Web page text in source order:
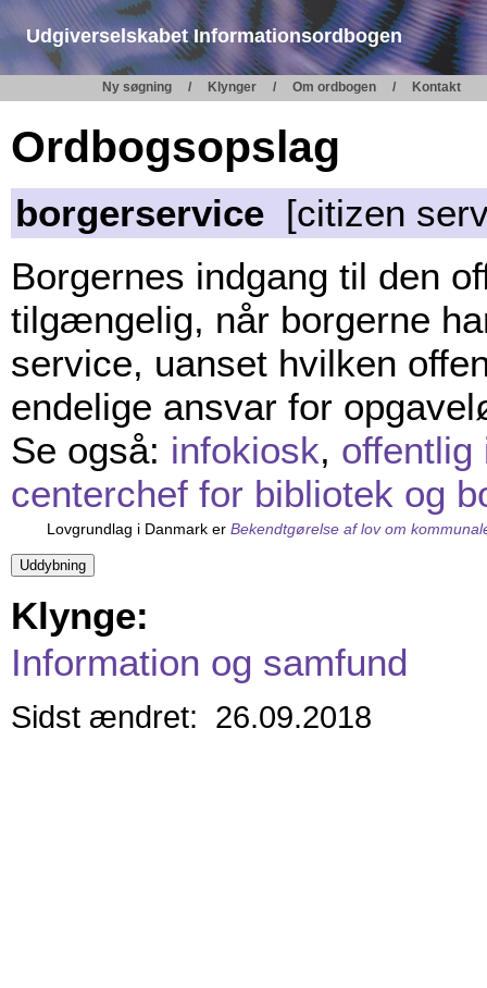
Udgiverselskabet Informationsordbogen
Ny søgning Klynger Om ordbogen Kontakt
Ordbogsopslag
borgerservice [citizen
Borgernes indgang til den
tilgængelig, når borgerne
service, uanset hvilken
endelige ansvar for
Se også: infokiosk, offentlig
centerchef for bibliotek og
Lovgrundlag i Danmark er Bekendtgørelse af lov om
Klynge:
Information og samfund
Sidst ændret: 26.09.2018